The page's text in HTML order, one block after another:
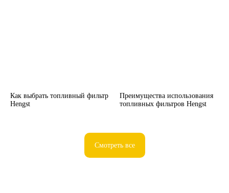
Как выбрать топливный фильтр
Hengst
Преимущества использования
топливных фильтров Hengst
Смотреть все